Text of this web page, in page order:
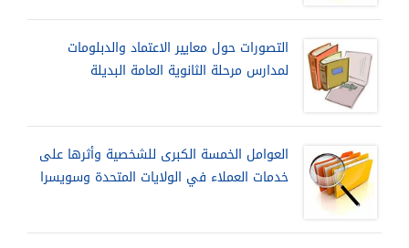
التصورات حول معايير الاعتماد والدبلومات
لمدارس مرحلة الثانوية العامة البديلة
العوامل الخمسة الكبرى للشخصية وأثرها على
خدمات العملاء في الولايات المتحدة وسويسرا